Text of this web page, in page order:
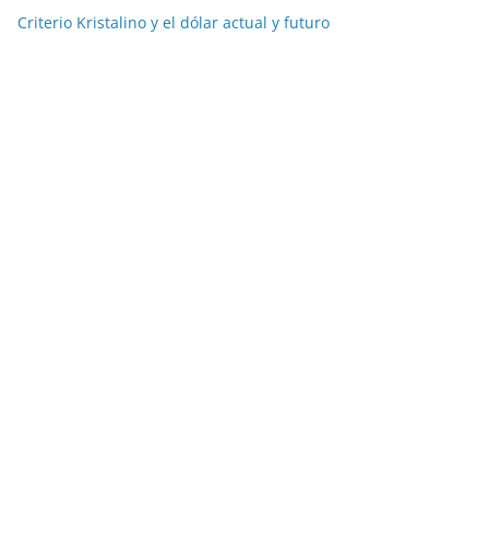
Criterio Kristalino y el dólar actual y futuro